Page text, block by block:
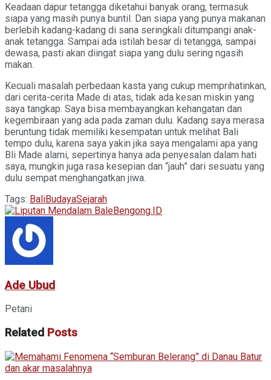
Keadaan dapur tetangga diketahui banyak orang, termasuk
siapa yang masih punya buntil. Dan siapa yang punya makanan
berlebih kadang-kadang di sana seringkali ditumpangi anak-
anak tetangga. Sampai ada istilah besar di tetangga, sampai
dewasa, pasti akan diingat siapa yang dulu sering ngasih
makan.
Kecuali masalah perbedaan kasta yang cukup memprihatinkan,
dari cerita-cerita Made di atas, tidak ada kesan miskin yang
saya tangkap. Saya bisa membayangkan kehangatan dan
kegembiraan yang ada pada zaman dulu. Kadang saya merasa
beruntung tidak memiliki kesempatan untuk melihat Bali
tempo dulu, karena saya yakin jika saya mengalami apa yang
Bli Made alami, sepertinya hanya ada penyesalan dalam hati
saya, mungkin juga rasa kesepian dan “jauh” dari sesuatu yang
dulu sempat menghangatkan jiwa.
Tags: BaliBudayaSejarah
Ade Ubud
Petani
Related Posts